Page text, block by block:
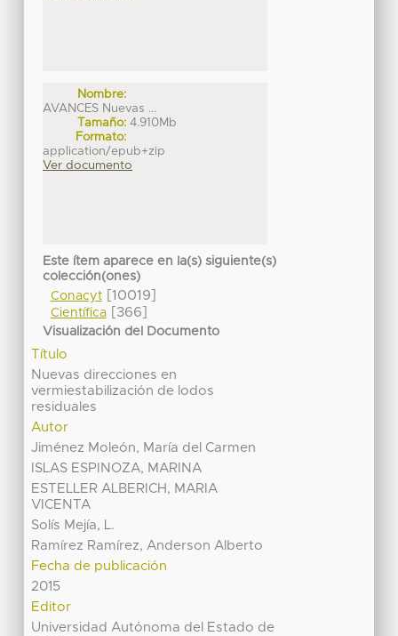
Nombre:
AVANCES Nuevas ...
Tamaño: 4.910Mb
Formato:
application/epub+zip
Ver documento
Este ítem aparece en la(s) siguiente(s)
colección(ones)
Conacyt[10019]
Científica[366]
Visualización del Documento
Título
Nuevas direcciones en
vermiestabilización de lodos
residuales
Autor
Jiménez Moleón, María del Carmen
ISLAS ESPINOZA, MARINA
ESTELLER ALBERICH, MARIA
VICENTA
Solís Mejía, L.
Ramírez Ramírez, Anderson Alberto
Fecha de publicación
2015
Editor
Universidad Autónoma del Estado de